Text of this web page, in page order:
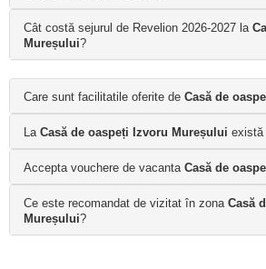
Cât costă sejurul de Revelion 2026-2027 la
Mureșului?
Care sunt facilitatile oferite de Casă de
La Casă de oaspeți Izvoru Mureșului există
Accepta vouchere de vacanta Casă de
Ce este recomandat de vizitat în zona Casă
Mureșului?